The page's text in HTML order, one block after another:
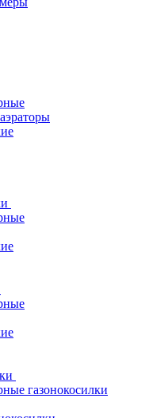
газонокосилки